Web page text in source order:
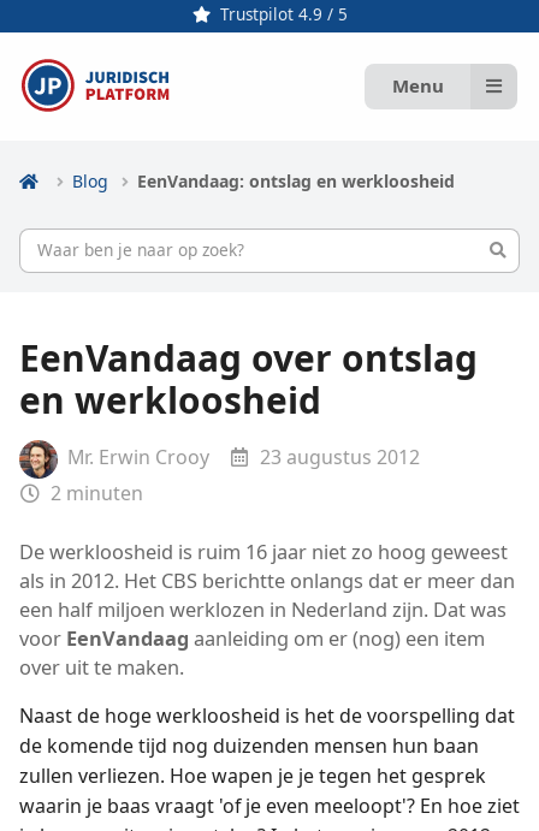
Trustpilot 4.9 / 5
Menu
Blog EenVandaag: ontslag en werkloosheid
EenVandaag over ontslag
en werkloosheid
Mr. Erwin Crooy
23 augustus 2012
2 minuten
De werkloosheid is ruim 16 jaar niet zo hoog geweest
als in 2012. Het CBS berichtte onlangs dat er meer dan
een half miljoen werklozen in Nederland zijn. Dat was
voor EenVandaag aanleiding om er (nog) een item
over uit te maken.
Naast de hoge werkloosheid is het de voorspelling dat
de komende tijd nog duizenden mensen hun baan
zullen verliezen. Hoe wapen je je tegen het gesprek
waarin je baas vraagt 'of je even meeloopt'? En hoe ziet